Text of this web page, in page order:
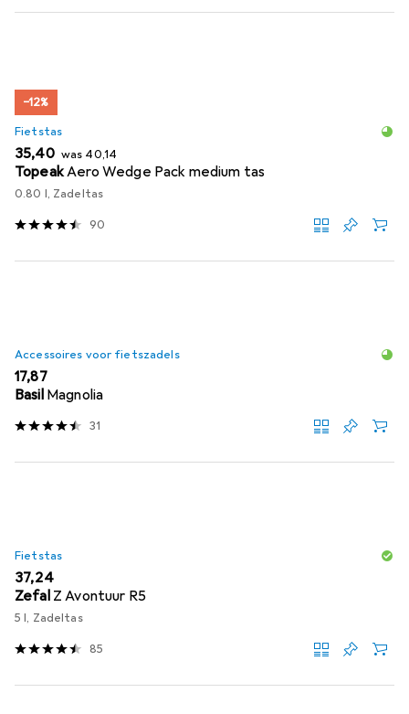
−12%
Fietstas
EUR
35,40 was EUR
40,14
TopeakAero Wedge Pack medium tas
0.80 l, Zadeltas
90
Accessoires voor fietszadels
EUR
17,87
Basil Magnolia
31
Fietstas
EUR
37,24
Zefal Z Avontuur R5
5 l, Zadeltas
85